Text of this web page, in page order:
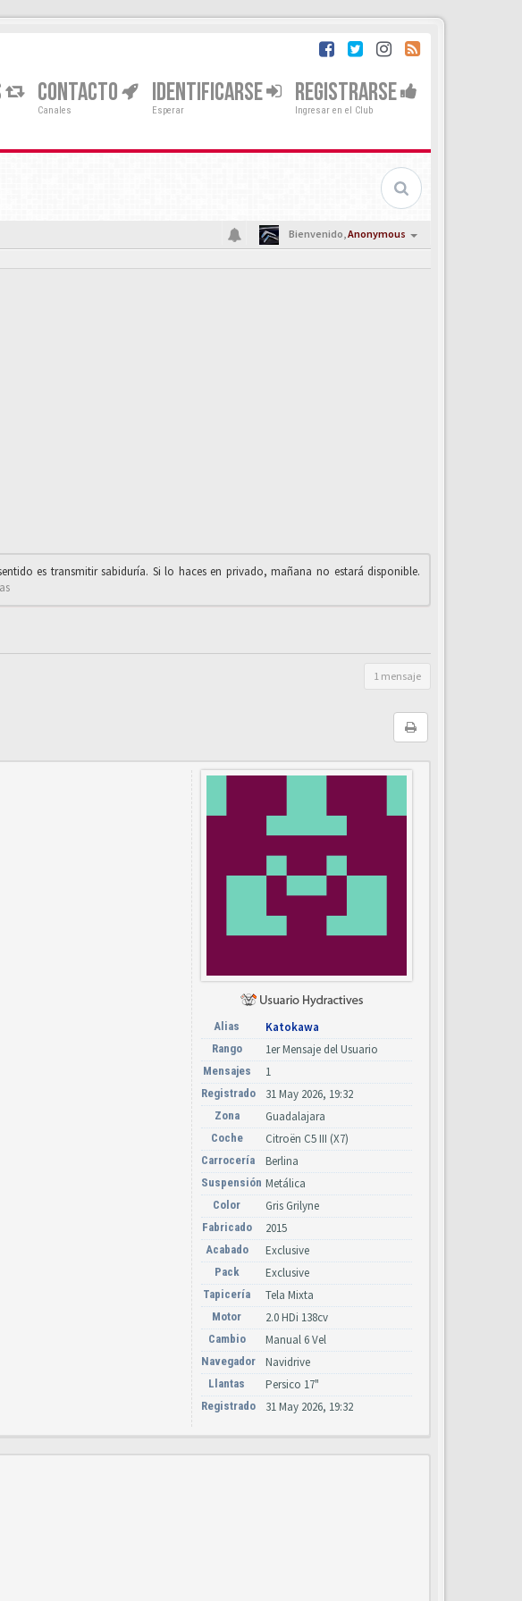
CONTACTO
Canales
IDENTIFICARSE
Esperar
REGISTRARSE
Ingresar en el Club
Bienvenido,Anonymous
es transmitir sabiduría. Si lo haces en privado, mañana no estará disponible.
1 mensaje
Alias Katokawa
Rango 1er Mensaje del Usuario
Mensajes 1
Registrado 31 May 2026, 19:32
Zona Guadalajara
Coche Citroën C5 III (X7)
Carrocería Berlina
Suspensión Metálica
Color Gris Grilyne
Fabricado 2015
Acabado Exclusive
Pack Exclusive
Tapicería Tela Mixta
Motor 2.0 HDi 138cv
Cambio Manual 6 Vel
Navegador Navidrive
Llantas Persico 17"
Registrado 31 May 2026, 19:32